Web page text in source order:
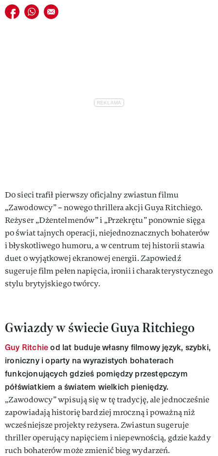
Udostępnij na facebook
Udostępnij na whatsapp
E-mail do przyjaciela
Do sieci trafił pierwszy oficjalny zwiastun filmu
„Zawodowcy” – nowego thrillera akcji Guya Ritchiego.
Reżyser „Dżentelmenów” i „Przekrętu” ponownie sięga
po świat tajnych operacji, niejednoznacznych bohaterów
i błyskotliwego humoru, a w centrum tej historii stawia
duet o wyjątkowej ekranowej energii. Zapowiedź
sugeruje film pełen napięcia, ironii i charakterystycznego
stylu brytyjskiego twórcy.
Gwiazdy w świecie Guya Ritchiego
Guy Ritchieod lat buduje własny filmowy język, szybki,
ironiczny i oparty na wyrazistych bohaterach
funkcjonujących gdzieś pomiędzy przestępczym
półświatkiem a światem wielkich pieniędzy.
„Zawodowcy” wpisują się w tę tradycję, ale jednocześnie
zapowiadają historię bardziej mroczną i poważną niż
wcześniejsze projekty reżysera. Zwiastun sugeruje
thriller operujący napięciem i niepewnością, gdzie każdy
ruch bohaterów może zmienić bieg wydarzeń.